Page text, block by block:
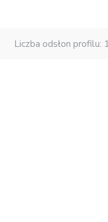
Liczba odsłon profilu: